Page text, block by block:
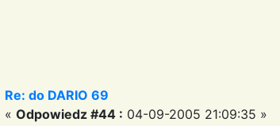
Re: do DARIO 69
« Odpowiedz #44 : 04-09-2005 21:09:35 »